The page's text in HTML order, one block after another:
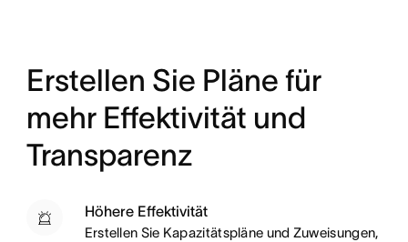
Erstellen Sie Pläne für
mehr Effektivität und
Transparenz
Höhere Effektivität
Erstellen Sie Kapazitätspläne und Zuweisungen,